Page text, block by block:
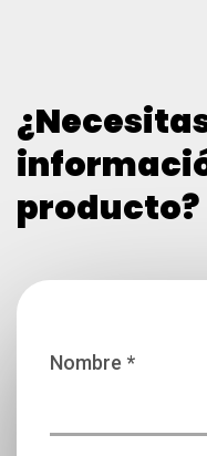
producto?
Nombre *